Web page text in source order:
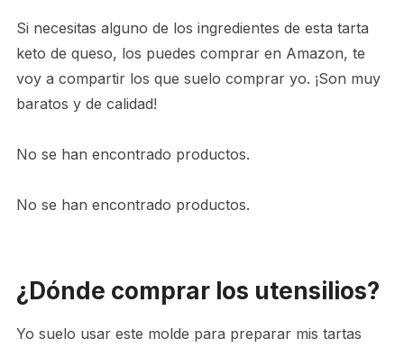
Si necesitas alguno de los ingredientes de esta tarta
keto de queso, los puedes comprar en Amazon, te
voy a compartir los que suelo comprar yo. ¡Son muy
baratos y de calidad!
No se han encontrado productos.
No se han encontrado productos.
¿Dónde comprar los utensilios?
Yo suelo usar este molde para preparar mis tartas